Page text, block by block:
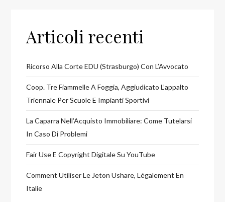
Articoli recenti
Ricorso Alla Corte EDU (Strasburgo) Con L’Avvocato
Coop. Tre Fiammelle A Foggia, Aggiudicato L’appalto
Triennale Per Scuole E Impianti Sportivi
La Caparra Nell’Acquisto Immobiliare: Come Tutelarsi
In Caso Di Problemi
Fair Use E Copyright Digitale Su YouTube
Comment Utiliser Le Jeton Ushare, Légalement En
Italie